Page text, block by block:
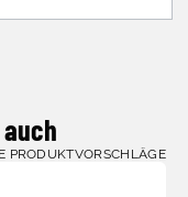
PRODUKTVORSCHLÄGE